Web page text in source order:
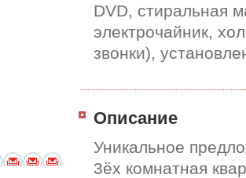
DVD, стиральная
электрочайник,
звонки),
Описание
Уникальное
3ёх комнатная